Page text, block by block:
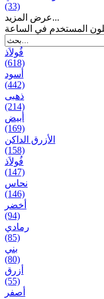
(33)
عرض المزيد...
المستخدم في الساعة
فُولاَذ
(618)
أسود
(442)
ذهبی
(214)
أبيض
(169)
الأزرق الداكن
(158)
فُولاَذ
(147)
نحاس
(146)
أخضر
(94)
رمادي
(85)
بني
(80)
أزرق
(55)
أصفر